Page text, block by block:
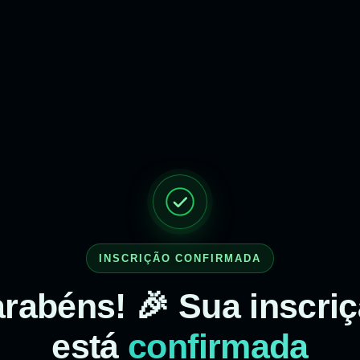
INSCRIÇÃO CONFIRMADA
🎉 Sua
está confirmada